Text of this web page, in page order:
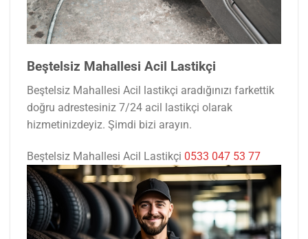
Beştelsiz Mahallesi Acil Lastikçi
Beştelsiz Mahallesi Acil lastikçi aradığınızı farkettik
doğru adrestesiniz 7/24 acil lastikçi olarak
hizmetinizdeyiz. Şimdi bizi arayın.
Beştelsiz Mahallesi Acil Lastikçi 0533 047 53 77